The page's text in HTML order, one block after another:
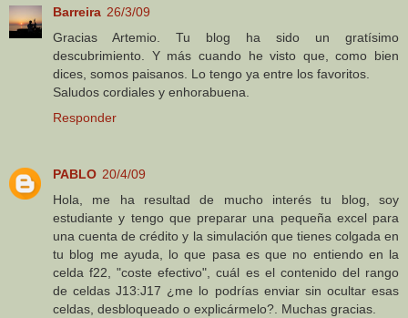
Barreira 26/3/09
Gracias Artemio. Tu blog ha sido un gratísimo
descubrimiento. Y más cuando he visto que, como bien
dices, somos paisanos. Lo tengo ya entre los favoritos.
Saludos cordiales y enhorabuena.
Responder
PABLO 20/4/09
Hola, me ha resultad de mucho interés tu blog, soy
estudiante y tengo que preparar una pequeña excel para
una cuenta de crédito y la simulación que tienes colgada en
tu blog me ayuda, lo que pasa es que no entiendo en la
celda f22, "coste efectivo", cuál es el contenido del rango
de celdas J13:J17 ¿me lo podrías enviar sin ocultar esas
celdas, desbloqueado o explicármelo?. Muchas gracias.